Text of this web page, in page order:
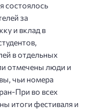
состоялось
за
и вклад в
в отдельных
отмечены люди и
чьи номера
При во всех
итоги фестиваля и